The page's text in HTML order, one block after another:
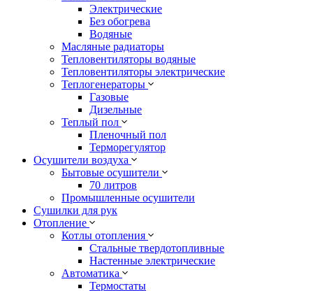
Электрические
Без обогрева
Водяные
Масляные радиаторы
Тепловентиляторы водяные
Тепловентиляторы электрические
Теплогенераторы
Газовые
Дизельные
Теплый пол
Пленочный пол
Терморегулятор
Осушители воздуха
Бытовые осушители
70 литров
Промышленные осушители
Сушилки для рук
Отопление
Котлы отопления
Стальные твердотопливные
Настенные электрические
Автоматика
Термостаты